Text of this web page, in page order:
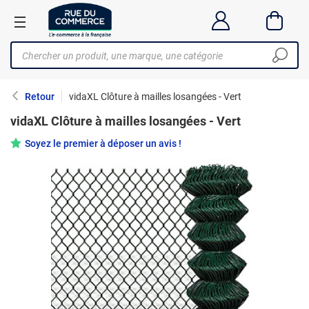
Retour vidaXL Clôture à mailles losangées - Vert
vidaXL Clôture à mailles losangées - Vert
Soyez le premier à déposer un avis !